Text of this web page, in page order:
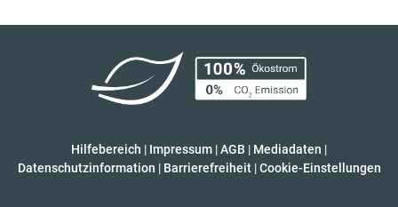
Hilfebereich | Impressum |AGB | Mediadaten |
Datenschutzinformation | Barrierefreiheit | Cookie-Einstellungen